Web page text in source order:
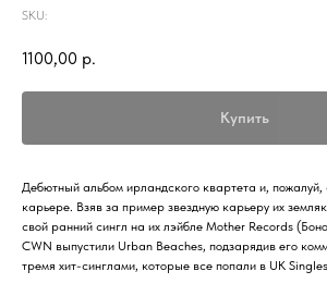
SKU:
1100,00 р.
Купить
Дебютный альбом ирландского квартета и,
карьере. Взяв за пример звездную карьеру их
свой ранний сингл на их лэйбле Mother Records
CWN выпустили Urban Beaches, подзарядив его
тремя хит-синглами, которые все попали в UK